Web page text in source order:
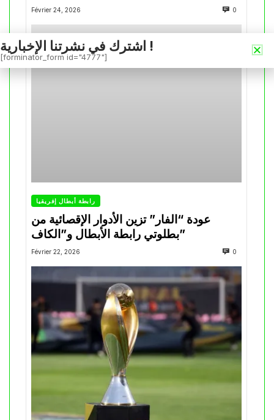
Février 24, 2026 0
رابطة أبطال إفريقيا
عودة “الفار” تزين الأدوار الإقصائية من
بطلوتي رابطة الأبطال و”الكاف”
Février 22, 2026 0
اشترك في نشرتنا الإخبارية !
[forminator_form id="4777"]